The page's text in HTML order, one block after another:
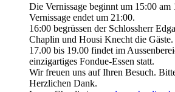
Die Vernissage beginnt um 15:00
Vernissage endet um 21:00.
16:00 begrüssen der Schlossherr
Chaplin und Housi Knecht die Gäste.
17.00 bis 19.00 findet im
einzigartiges Fondue-Essen statt.
Wir freuen uns auf Ihren Besuch.
Herzlichen Dank.